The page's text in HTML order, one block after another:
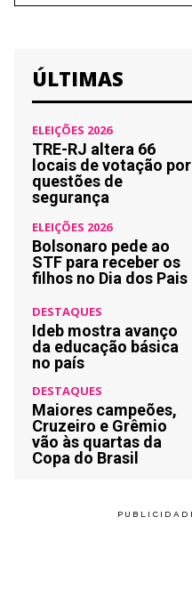
ÚLTIMAS
ELEIÇÕES 2026
TRE-RJ altera 66
locais de votação por
questões de
segurança
ELEIÇÕES 2026
Bolsonaro pede ao
STF para receber os
filhos no Dia dos Pais
DESTAQUES
Ideb mostra avanço
da educação básica
no país
DESTAQUES
Maiores campeões,
Cruzeiro e Grêmio
vão às quartas da
Copa do Brasil